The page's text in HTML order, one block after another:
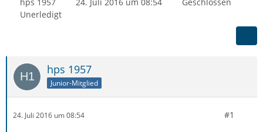
Unerledigt
hps 1957
Junior-Mitglied
24. Juli 2016 um 08:54 #1